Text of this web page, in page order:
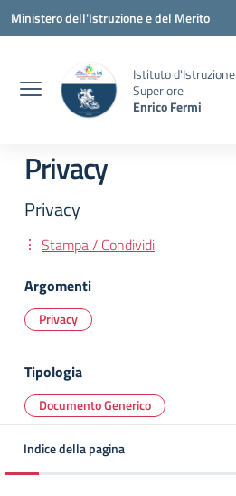
Vai ai contenuti
Vai al menu di navigazione
Vai al footer
Ministero dell'Istruzione e del Merito
Istituto d'Istruzione
Superiore
Enrico Fermi
Privacy
Privacy
Stampa / Condividi
Argomenti
Privacy
Tipologia
Documento Generico
Indice della pagina